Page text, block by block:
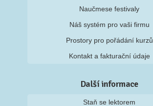
Naučmese festivaly
Náš systém pro vaši firmu
Prostory pro pořádání kurzů
Kontakt a fakturační údaje
Další informace
Staň se lektorem